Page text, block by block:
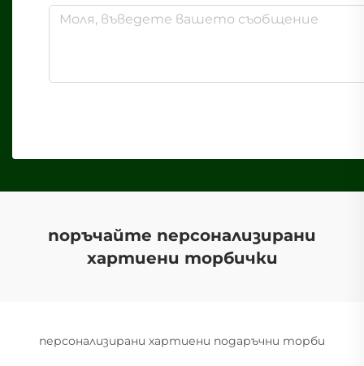
поръчайте персонализирани
хартиени торбички
персонализирани хартиени подаръчни торби